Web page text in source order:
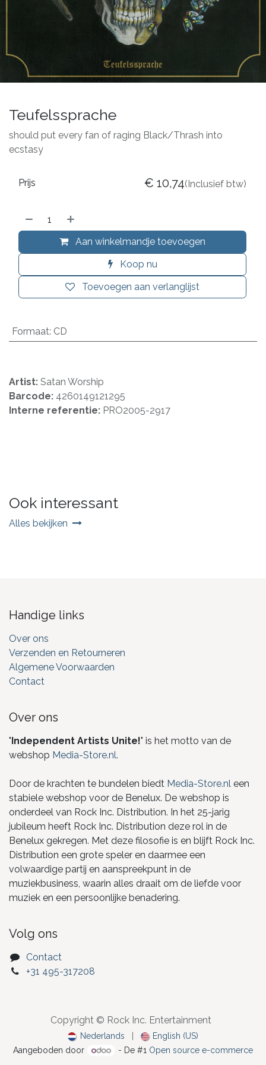
Teufelssprache
should put every fan of raging Black/Thrash into
ecstasy
Aan winkelmandje toevoegen
Koop nu
Toevoegen aan verlanglijst
Prijs € 10,74(Inclusief btw)
Formaat: CD
Artist: Satan Worship
Barcode: 4260149121295
Interne referentie: PRO2005-2917
Ook interessant
Alles bekijken
Handige links
Over ons
Verzenden en Retourneren
Algemene Voorwaarden
Contact
Over ons
"Independent Artists Unite!" is het motto van de
webshop Media-Store.nl.
Door de krachten te bundelen biedt Media-Store.nl een
stabiele webshop voor de Benelux. De webshop is
onderdeel van Rock Inc. Distribution. In het 25-jarig
jubileum heeft Rock Inc. Distribution deze rol in de
Benelux gekregen. Met deze filosofie is en blijft Rock Inc.
Distribution een grote speler en daarmee een
volwaardige partij en aanspreekpunt in de
muziekbusiness, waarin alles draait om de liefde voor
muziek en een persoonlijke benadering.
Volg ons
Contact
+31 495-317208
Copyright © Rock Inc. Entertainment
Nederlands
English (US)
Aangeboden door
- De #1 Open source e-commerce